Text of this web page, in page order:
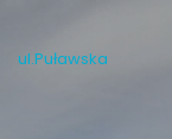
ul.Puławska